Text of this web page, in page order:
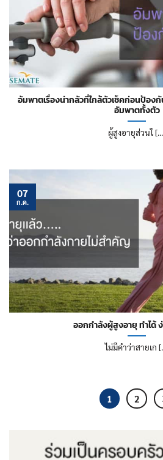
อัมพาตเรื่องน่ากลัวที่ใกล้ตัวเช็คก่อนป้อง
อัมพาตทั้งตัว
ผู้สูงอายุส่วนใ
ออกกำลังผู้สูงอายุ ทำได้
ไม่มีคำว่าสายเก
07
ก.ค.
1 2